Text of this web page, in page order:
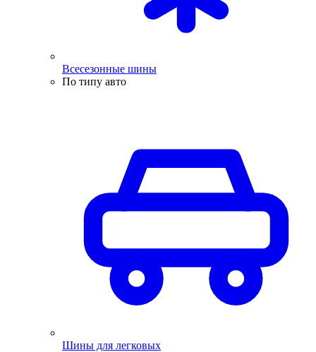
Всесезонные шины
По типу авто
Шины для легковых